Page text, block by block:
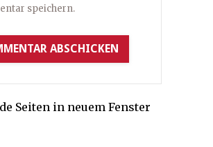
speichern.
Seiten in neuem Fenster